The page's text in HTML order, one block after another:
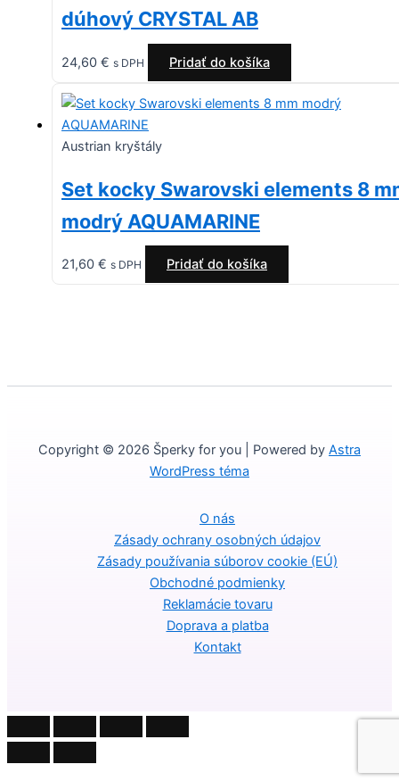
dúhový CRYSTAL AB
24,60 € s DPH Pridať do košíka
Austrian kryštály
Set kocky Swarovski elements 8
modrý AQUAMARINE
21,60 € s DPH Pridať do košíka
Copyright © 2026 Šperky for you | Powered by Astra
WordPress téma
O nás
Zásady ochrany osobných údajov
Zásady používania súborov cookie (EÚ)
Obchodné podmienky
Reklamácie tovaru
Doprava a platba
Kontakt